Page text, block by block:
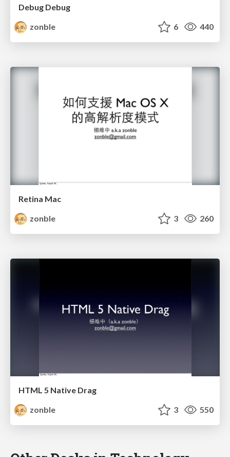
Debug Debug
zonble
6 440
Retina Mac
zonble
3 260
HTML 5 Native Drag
zonble
3 550